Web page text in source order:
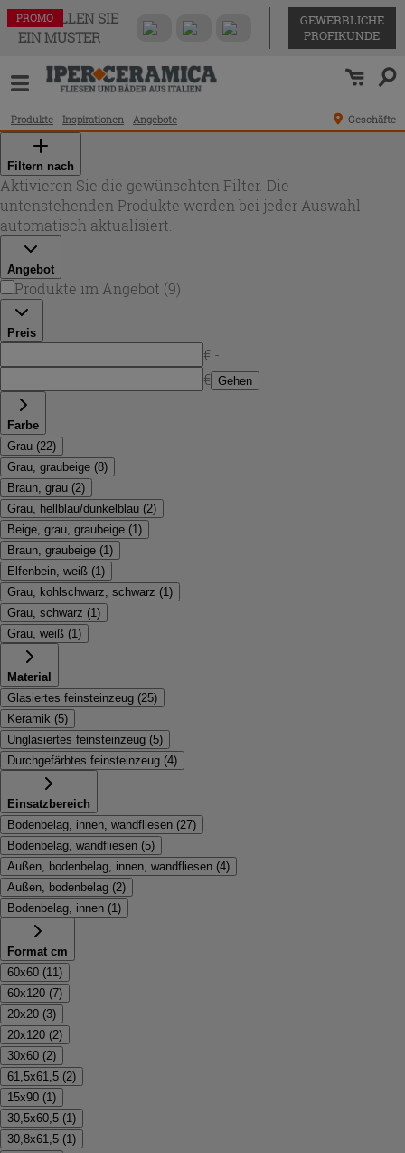
BESTELLEN SIE
EIN MUSTER
GEWERBLICHE
PROFIKUNDE
Produkte Inspirationen Angebote Geschäfte
Filtern nach
Aktivieren Sie die gewünschten Filter. Die
untenstehenden Produkte werden bei jeder Auswahl
automatisch aktualisiert.
Angebot
Produkte im Angebot (9)
Preis
€ -
€ Gehen
Farbe
Grau (22)
Grau, graubeige (8)
Braun, grau (2)
Grau, hellblau/dunkelblau (2)
Beige, grau, graubeige (1)
Braun, graubeige (1)
Elfenbein, weiß (1)
Grau, kohlschwarz, schwarz (1)
Grau, schwarz (1)
Grau, weiß (1)
Material
Glasiertes feinsteinzeug (25)
Keramik (5)
Unglasiertes feinsteinzeug (5)
Durchgefärbtes feinsteinzeug (4)
Einsatzbereich
Bodenbelag, innen, wandfliesen (27)
Bodenbelag, wandfliesen (5)
Außen, bodenbelag, innen, wandfliesen (4)
Außen, bodenbelag (2)
Bodenbelag, innen (1)
Format cm
60x60 (11)
60x120 (7)
20x20 (3)
20x120 (2)
30x60 (2)
61,5x61,5 (2)
15x90 (1)
30,5x60,5 (1)
30,8x61,5 (1)
PROMO
PROMO
PROMO
PROMO
PROMO
PROMO
PROMO
PROMO
PROMO